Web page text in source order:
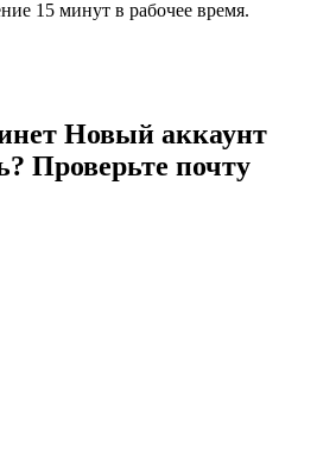
15 минут в рабочее время.
Новый аккаунт
Проверьте почту